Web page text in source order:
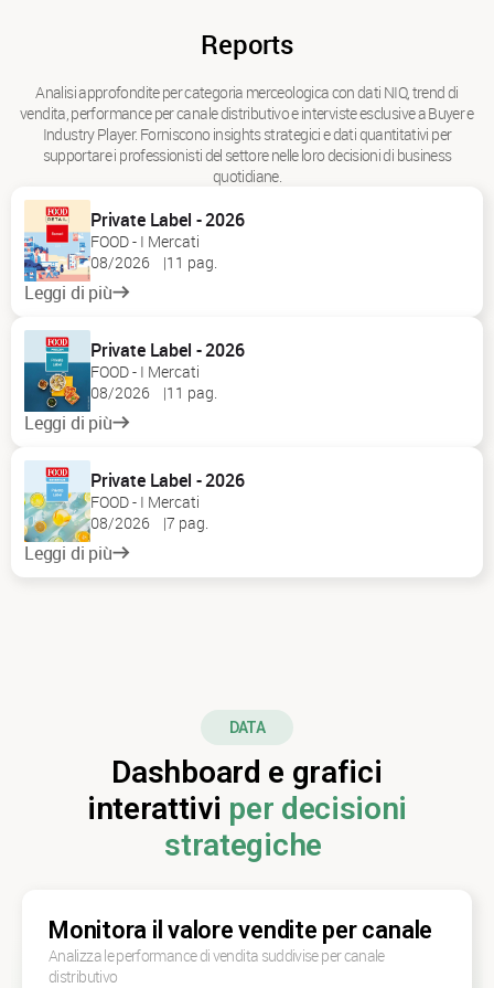
Reports
Analisi approfondite per categoria merceologica con dati NIQ, trend di
vendita, performance per canale distributivo e interviste esclusive a Buyer e
Industry Player. Forniscono insights strategici e dati quantitativi per
supportare i professionisti del settore nelle loro decisioni di business
quotidiane.
Private Label - 2026
FOOD - I Mercati
08/2026
11 pag.
Leggi di più
Private Label - 2026
FOOD - I Mercati
08/2026
11 pag.
Leggi di più
Private Label - 2026
FOOD - I Mercati
08/2026
7 pag.
Leggi di più
DATA
Dashboard e grafici
interattivi per decisioni
strategiche
Monitora il valore vendite per canale
Analizza le performance di vendita suddivise per canale
distributivo